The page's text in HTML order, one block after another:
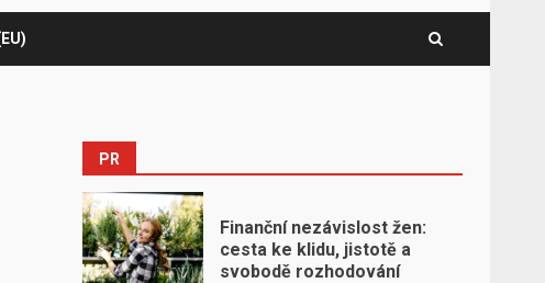
PR
Finanční nezávislost žen:
cesta ke klidu, jistotě a
svobodě rozhodování